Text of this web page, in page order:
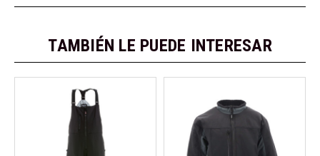
TAMBIÉN LE PUEDE INTERESAR